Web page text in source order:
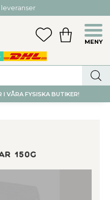
eller Huddinge C
FAVORITER
KUNDVAGN
I VÅRA FYSISKA BUTIKER!
150g